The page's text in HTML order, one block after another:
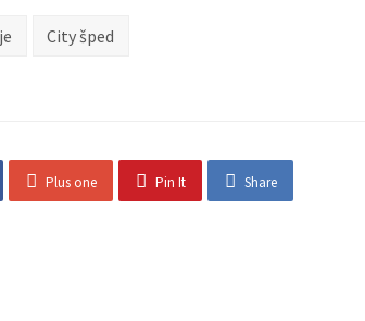
City šped
Plus one Pin It Share